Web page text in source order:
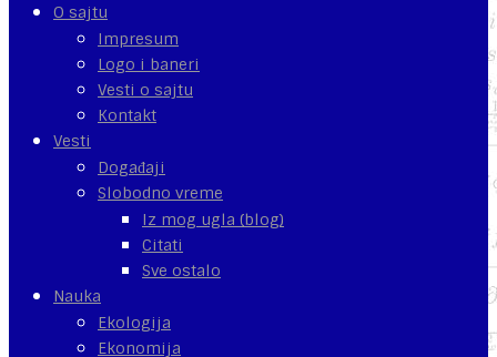
O sajtu
Impresum
Logo i baneri
Vesti o sajtu
Kontakt
Vesti
Događaji
Slobodno vreme
Iz mog ugla (blog)
Citati
Sve ostalo
Nauka
Ekologija
Ekonomija